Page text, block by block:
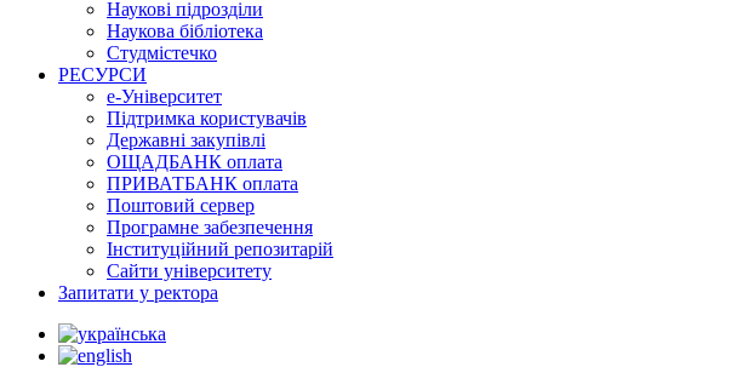
Наукові підрозділи
Наукова бібліотека
Студмістечко
РЕСУРСИ
е-Університет
Підтримка користувачів
Державні закупівлі
ОЩАДБАНК оплата
ПРИВАТБАНК оплата
Поштовий сервер
Програмне забезпечення
Інституційний репозитарій
Сайти університету
Запитати у ректора